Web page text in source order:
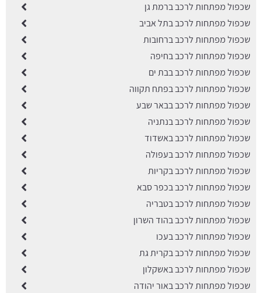
שכפול מפתחות לרכב ברמת גן
שכפול מפתחות לרכב בתל אביב
שכפול מפתחות לרכב ברחובות
שכפול מפתחות לרכב בחיפה
שכפול מפתחות לרכב בבת ים
שכפול מפתחות לרכב בפתח תקווה
שכפול מפתחות לרכב בבאר שבע
שכפול מפתחות לרכב בנתניה
שכפול מפתחות לרכב באשדוד
שכפול מפתחות לרכב בעפולה
שכפול מפתחות לרכב בקריות
שכפול מפתחות לרכב בכפר סבא
שכפול מפתחות לרכב בטבריה
שכפול מפתחות לרכב בהוד השרון
שכפול מפתחות לרכב בעכו
שכפול מפתחות לרכב בקרית גת
שכפול מפתחות לרכב באשקלון
שכפול מפתחות לרכב באור יהודה